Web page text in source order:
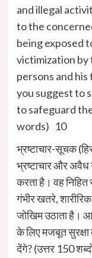
and illegal
to the
being exposed
victimization by
persons and
you suggest to
to safeguard
words) 10
भ्रष्टाचार-सूचक
भ्रष्टाचार और अवैध
करता है। वह निहित
गंभीर खतरे,
जोखिम उठाता है।
के लिए मजबूत सुरक्षा
देंगे? (उत्तर 150